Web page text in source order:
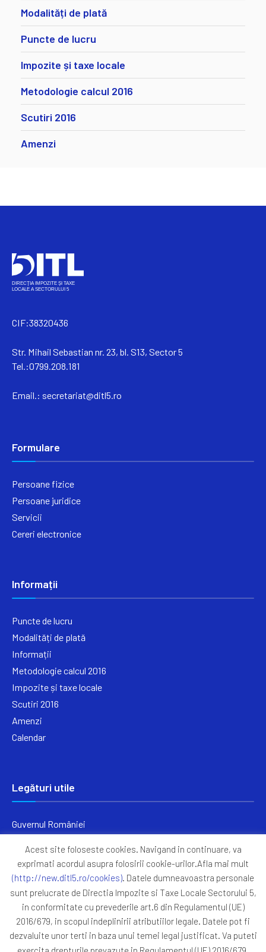
Modalități de plată
Puncte de lucru
Impozite și taxe locale
Metodologie calcul 2016
Scutiri 2016
Amenzi
CIF:38320436
Str. Mihail Sebastian nr. 23, bl. S13, Sector 5
Tel.:0799.208.181
Email.: secretariat@ditl5.ro
Formulare
Persoane fizice
Persoane juridice
Servicii
Cereri electronice
Informații
Puncte de lucru
Modalități de plată
Informații
Metodologie calcul 2016
Impozite și taxe locale
Scutiri 2016
Amenzi
Calendar
Legături utile
Guvernul României
Primăria Sectorul 5
ANAF
Protocoale
GDPR
Harta Site
Acest site foloseste cookies. Navigand in continuare, va
exprimati acordul asupra folosirii cookie-urilor.Afla mai mult
(http://new.ditl5.ro/cookies). Datele dumneavoastra personale
sunt prelucrate de Directia Impozite si Taxe Locale Sectorului 5,
in conformitate cu prevederile art.6 din Regulamentul (UE)
2016/679, in scopul indeplinirii atributiilor legale. Datele pot fi
dezvaluite unor terti in baza unui temei legal justificat. Va puteti